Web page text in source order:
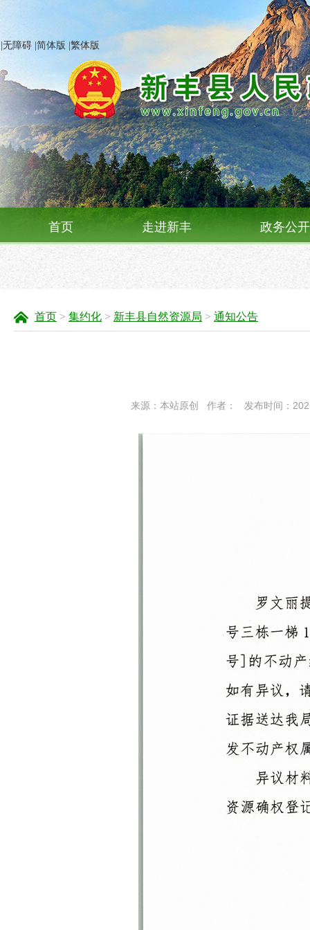
无障碍 简体版 繁体版
首页 走进新丰 政务公开
首页 > 集约化 > 新丰县自然资源局 > 通知公告
来源：本站原创 作者： 发布时间：